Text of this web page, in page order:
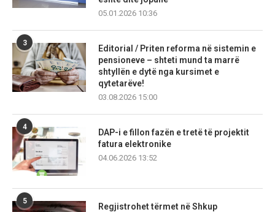
05.01.2026 10:36
3
Editorial / Priten reforma në sistemin e
pensioneve – shteti mund ta marrë
shtyllën e dytë nga kursimet e
qytetarëve!
03.08.2026 15:00
4
DAP-i e fillon fazën e tretë të projektit
fatura elektronike
04.06.2026 13:52
5
Regjistrohet tërmet në Shkup